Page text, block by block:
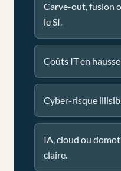
Carve-out, fusion
le SI.
Coûts IT en
Cyber-risque
IA, cloud ou
claire.